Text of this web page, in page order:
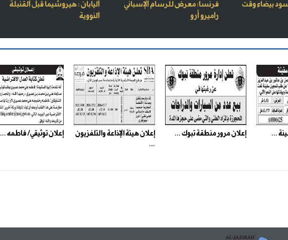
بيضاء وقت
فرنسا: معرض للرسام الإسباني
راميرو أرو
اليابان : هيروشيما قبل القنبلة
النووية
... إعلان مرور منطقة تبوك ...
إعلان هيئة الإذاعة والتلفزيون
...
إعلان توثيقي/ فاطمه ...